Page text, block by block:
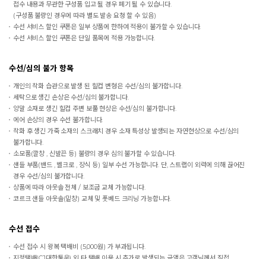
접수 내용과 무관한 구성품 입고 될 경우 폐기 될 수 있습니다.
(구성품 불량인 경우에 따라 별도 발송 요청 할 수 있음)
수선 서비스 할인 쿠폰은 일부 상품에 한하여 적용이 불가할 수 있습니다.
수선 서비스 할인 쿠폰은 단일 품목에 적용 가능합니다.
수선/심의 불가 항목
개인의 착화 습관으로 발생 된 힐컵 변형은 수선/심의 불가합니다.
세탁으로 생긴 손상은 수선/심의 불가합니다.
양말 소재로 생긴 힐컵 주변 보풀 현상은 수선/심의 불가합니다.
에어 손상의 경우 수선 불가합니다.
착화 후 생긴 가죽 소재의 스크래치 경우 소재 특성상 발생되는 자연현상으로 수선/심의
불가합니다.
소모품(깔창 , 신발끈 등) 불량의 경우 심의 불가할 수 있습니다.
샌들 부품(밴드 , 벨크로 , 장식 등) 일부 수선 가능합니다. 단, 스트랩이 외력에 의해 끊어진
경우 수선/심의 불가합니다.
상품에 따라 아웃솔 전체 / 보조굽 교체 가능합니다.
코르크 샌들 아웃솔(밑창) 교체 및 풋베드 크리닝 가능합니다.
수선 접수
수선 접수 시 왕복 택배비 (5,000원) 가 부과됩니다.